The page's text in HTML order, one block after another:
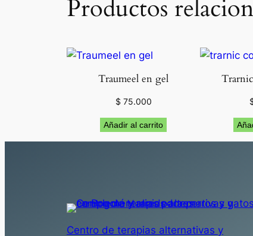
Productos
Traumeel en gel
$ 75.000
Añadir al carrito
Centro de terapias alternativas y